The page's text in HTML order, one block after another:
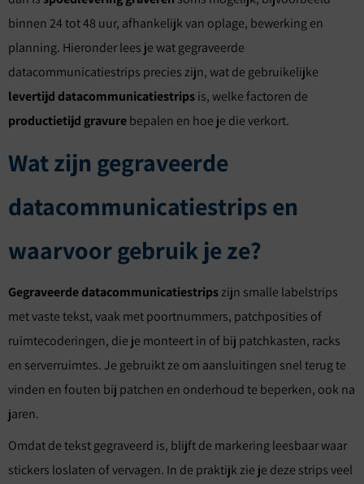
binnen 24 tot 48 uur, afhankelijk van oplage, bewerking en
planning. Hieronder lees je wat gegraveerde
datacommunicatiestrips precies zijn, wat de gebruikelijke
levertijd datacommunicatiestripsis, welke factoren de
productietijd gravurebepalen en hoe je die verkort.
Wat zijn gegraveerde
datacommunicatiestrips en
waarvoor gebruik je ze?
Gegraveerde datacommunicatiestripszijn smalle labelstrips
met vaste tekst, vaak met poortnummers, patchposities of
ruimtecoderingen, die je monteert in of bij patchkasten, racks
en serverruimtes. Je gebruikt ze om aansluitingen snel terug te
vinden en fouten bij patchen en onderhoud te beperken, ook na
jaren.
Omdat de tekst gegraveerd is, blijft de markering leesbaar waar
stickers loslaten of vervagen. In de praktijk zie je deze strips veel